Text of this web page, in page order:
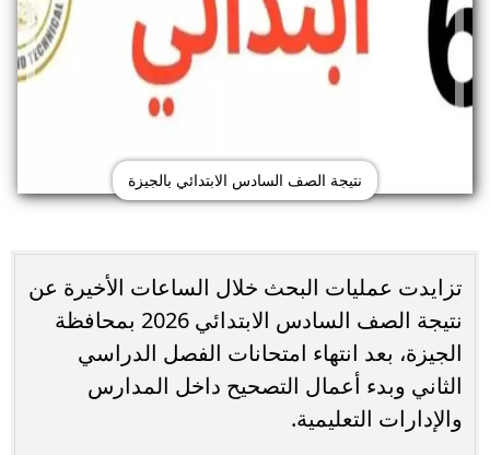
نتيجة الصف السادس الابتدائي بالجيزة
تزايدت عمليات البحث خلال الساعات الأخيرة عن
نتيجة الصف السادس الابتدائي 2026 بمحافظة
الجيزة، بعد انتهاء امتحانات الفصل الدراسي
الثاني وبدء أعمال التصحيح داخل المدارس
والإدارات التعليمية.